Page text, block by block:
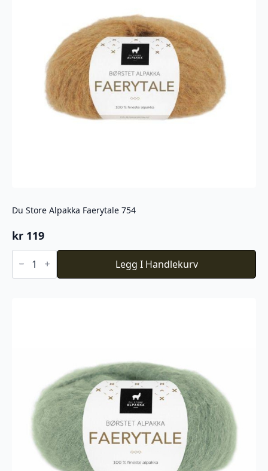
Du Store Alpakka Faerytale 754
kr 119
Du
Store
Faerytale
Legg I Handlekurv